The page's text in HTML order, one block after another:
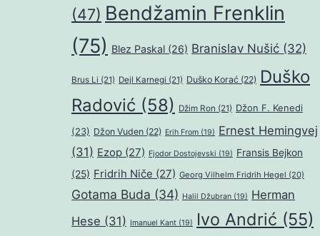
(47) Bendžamin Frenklin
(75) Blez Paskal (26) Branislav Nušić (32)
Brus Li (21) Dejl Karnegi (21) Duško Korać (22) Duško
Radović (58) Džim Ron (21) Džon F. Kenedi
(23) Džon Vuden (22) Erih From (19) Ernest Hemingvej
(31) Ezop (27) Fjodor Dostojevski (19) Fransis Bejkon
(25) Fridrih Niče (27) Georg Vilhelm Fridrih Hegel (20)
Gotama Buda (34) Halil Džubran (19) Herman
Hese (31) Imanuel Kant (19) Ivo Andrić (55)